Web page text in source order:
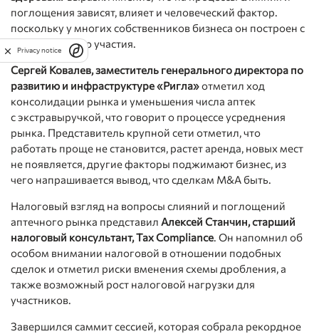
поглощения зависят, влияет и человеческий фактор.
поскольку у многих собственников бизнеса он построен с
учетом личного участия.
Сергей Ковалев, заместитель генерального директора по
развитию и инфраструктуре «Ригла»отметил ход
консолидации рынка и уменьшения числа аптек
с экстравыручкой, что говорит о процессе усреднения
рынка. Представитель крупной сети отметил, что
работать проще не становится, растет аренда, новых мест
не появляется, другие факторы поджимают бизнес, из
чего напрашивается вывод, что сделкам M&A быть.
Налоговый взгляд на вопросы слияний и поглощений
аптечного рынка представил Алексей Станчин, старший
налоговый консультант, Tax Compliance. Он напомнил об
особом внимании налоговой в отношении подобных
сделок и отметил риски вменения схемы дробления, а
также возможный рост налоговой нагрузки для
участников.
Завершился саммит сессией, которая собрала рекордное
Privacy notice